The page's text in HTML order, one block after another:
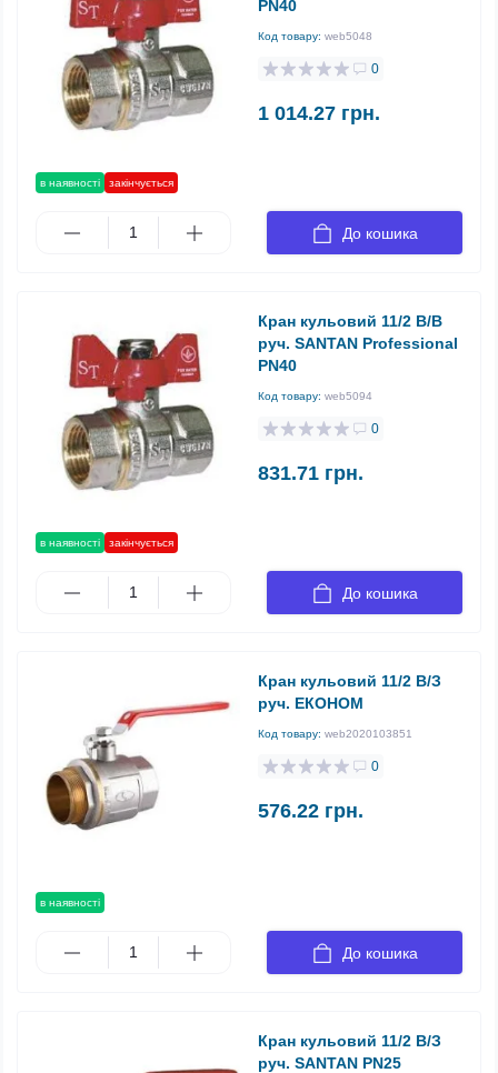
в наявності закінчується
PN40
Код товару: web5048
0
1 014.27 грн.
До кошика
в наявності закінчується
Кран кульовий 11/2 В/В
руч. SANTAN Professional
PN40
Код товару: web5094
0
831.71 грн.
До кошика
в наявності
Кран кульовий 11/2 В/З
руч. ЕКОНОМ
Код товару: web2020103851
0
576.22 грн.
До кошика
Кран кульовий 11/2 В/З
руч. SANTAN PN25